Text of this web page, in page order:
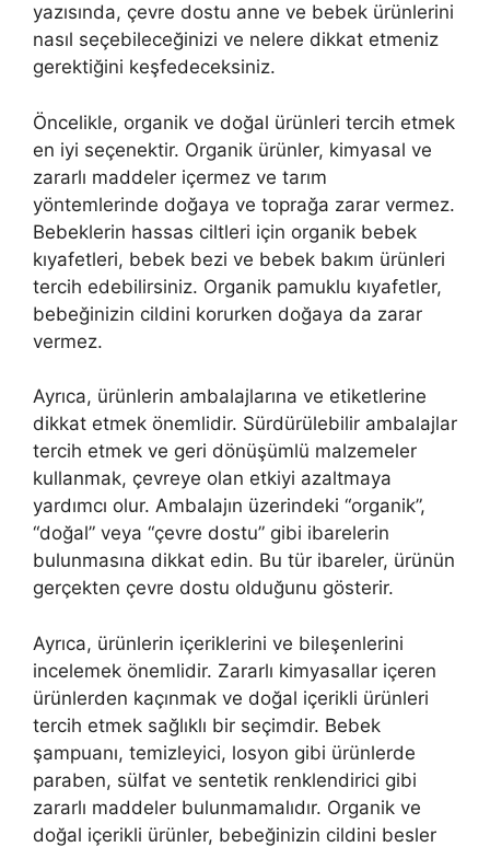
yazısında, çevre dostu anne ve bebek ürünlerini
nasıl seçebileceğinizi ve nelere dikkat etmeniz
gerektiğini keşfedeceksiniz.
Öncelikle, organik ve doğal ürünleri tercih etmek
en iyi seçenektir. Organik ürünler, kimyasal ve
zararlı maddeler içermez ve tarım
yöntemlerinde doğaya ve toprağa zarar vermez.
Bebeklerin hassas ciltleri için organik bebek
kıyafetleri, bebek bezi ve bebek bakım ürünleri
tercih edebilirsiniz. Organik pamuklu kıyafetler,
bebeğinizin cildini korurken doğaya da zarar
vermez.
Ayrıca, ürünlerin ambalajlarına ve etiketlerine
dikkat etmek önemlidir. Sürdürülebilir ambalajlar
tercih etmek ve geri dönüşümlü malzemeler
kullanmak, çevreye olan etkiyi azaltmaya
yardımcı olur. Ambalajın üzerindeki “organik”,
“doğal” veya “çevre dostu” gibi ibarelerin
bulunmasına dikkat edin. Bu tür ibareler, ürünün
gerçekten çevre dostu olduğunu gösterir.
Ayrıca, ürünlerin içeriklerini ve bileşenlerini
incelemek önemlidir. Zararlı kimyasallar içeren
ürünlerden kaçınmak ve doğal içerikli ürünleri
tercih etmek sağlıklı bir seçimdir. Bebek
şampuanı, temizleyici, losyon gibi ürünlerde
paraben, sülfat ve sentetik renklendirici gibi
zararlı maddeler bulunmamalıdır. Organik ve
doğal içerikli ürünler, bebeğinizin cildini besler